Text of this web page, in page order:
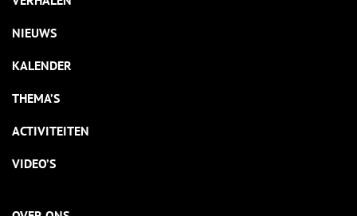
NIEUWS
KALENDER
THEMA’S
ACTIVITEITEN
VIDEO’S